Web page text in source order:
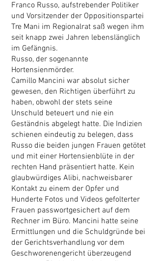
Franco Russo, aufstrebender Politiker
und Vorsitzender der Oppositionspartei
Tre Mani im Regionalrat saß wegen ihm
seit knapp zwei Jahren lebenslänglich
im Gefängnis.
Russo, der sogenannte
Hortensienmörder.
Camillo Mancini war absolut sicher
gewesen, den Richtigen überführt zu
haben, obwohl der stets seine
Unschuld beteuert und nie ein
Geständnis abgelegt hatte. Die Indizien
schienen eindeutig zu belegen, dass
Russo die beiden jungen Frauen getötet
und mit einer Hortensienblüte in der
rechten Hand präsentiert hatte. Kein
glaubwürdiges Alibi, nachweisbarer
Kontakt zu einem der Opfer und
Hunderte Fotos und Videos gefolterter
Frauen passwortgesichert auf dem
Rechner im Büro. Mancini hatte seine
Ermittlungen und die Schuldgründe bei
der Gerichtsverhandlung vor dem
Geschworenengericht überzeugend